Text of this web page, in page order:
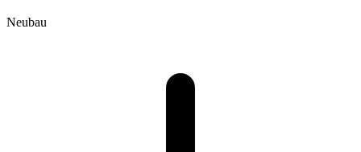
Neubau